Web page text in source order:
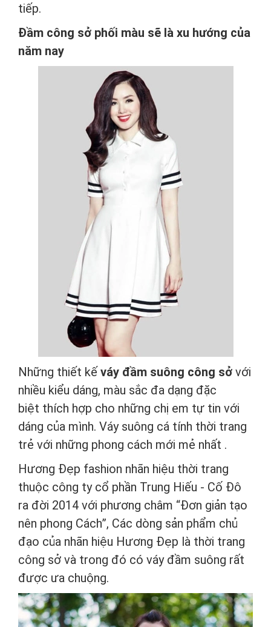
tiếp.
Đầm công sở phối màu sẽ là xu hướng của
năm nay
Những thiết kế váy đầm suông công sở với
nhiều kiểu dáng, màu sắc đa dạng đặc
biệt thích hợp cho những chị em tự tin với
dáng của mình. Váy suông cá tính thời trang
trẻ với những phong cách mới mẻ nhất .
Hương Đẹp fashion nhãn hiệu thời trang
thuộc công ty cổ phần Trung Hiếu - Cố Đô
ra đời 2014 với phương châm “Đơn giản tạo
nên phong Cách”, Các dòng sản phẩm chủ
đạo của nhãn hiệu Hương Đẹp là thời trang
công sở và trong đó có váy đầm suông rất
được ưa chuộng.